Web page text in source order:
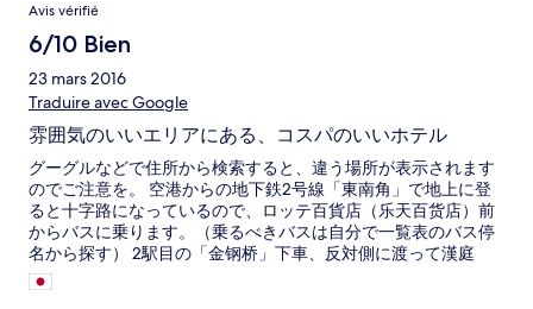
Avis vérifié
6/10 Bien
23 mars 2016
Traduire avec Google
雰囲気のいいエリアにある、コスパのいいホテル
グーグルなどで住所から検索すると、違う場所が表示されます
のでご注意を。 空港からの地下鉄2号線「東南角」で地上に登
ると十字路になっているので、ロッテ百貨店（乐天百货店）前
からバスに乗ります。（乗るべきバスは自分で一覧表のバス停
名から探す） 2駅目の「金钢桥」下車、反対側に渡って漢庭
（ハンティンエクスプレス）というホテルの向かって左にある
石畳の通り（大悲院ショッピングストリート？）を入り直進、